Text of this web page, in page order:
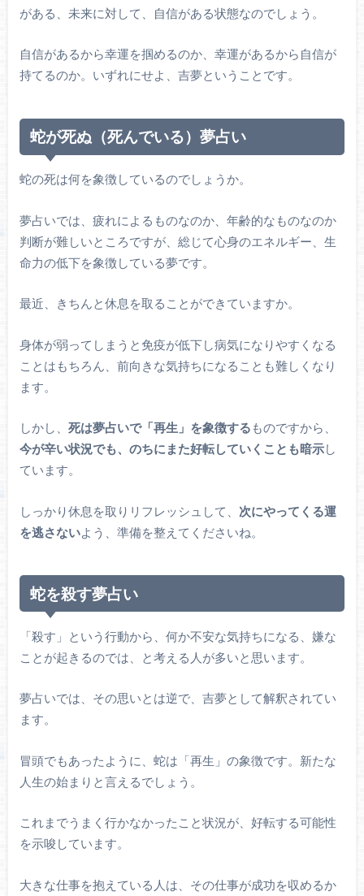
がある、未来に対して、自信がある状態なのでしょう。
自信があるから幸運を掴めるのか、幸運があるから自信が
持てるのか。いずれにせよ、吉夢ということです。
蛇が死ぬ（死んでいる）夢占い
蛇の死は何を象徴しているのでしょうか。
夢占いでは、疲れによるものなのか、年齢的なものなのか
判断が難しいところですが、総じて心身のエネルギー、生
命力の低下を象徴している夢です。
最近、きちんと休息を取ることができていますか。
身体が弱ってしまうと免疫が低下し病気になりやすくなる
ことはもちろん、前向きな気持ちになることも難しくなり
ます。
しかし、 死は夢占いで「再生」を象徴する ものですから、
今が辛い状況でも、のちにまた好転していくことも暗示し
ています。
しっかり休息を取りリフレッシュして、 次にやってくる運
を逃さないよう、準備を整えてくださいね。
蛇を殺す夢占い
「殺す」という行動から、何か不安な気持ちになる、嫌な
ことが起きるのでは、と考える人が多いと思います。
夢占いでは、その思いとは逆で、吉夢として解釈されてい
ます。
冒頭でもあったように、蛇は「再生」の象徴です。新たな
人生の始まりと言えるでしょう。
これまでうまく行かなかったこと状況が、好転する可能性
を示唆しています。
大きな仕事を抱えている人は、その仕事が成功を収めるか